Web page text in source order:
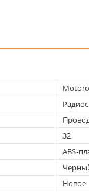
32
ABS-
Новое